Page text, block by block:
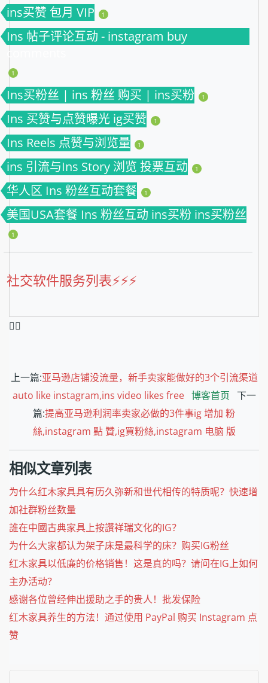
ins买赞 包月 VIP 1
Ins 帖子评论互动 - instagram buy
comments
1
Ins买粉丝 | ins 粉丝 购买 | ins买粉 1
Ins 买赞与点赞曝光 ig买赞 1
Ins Reels 点赞与浏览量 1
ins 引流与Ins Story 浏览 投票互动 1
华人区 Ins 粉丝互动套餐 1
美国USA套餐 Ins 粉丝互动 ins买粉 ins买粉丝
1
社交软件服务列表⚡️⚡️⚡️
❤️‍🔥
上一篇:亚马逊店铺没流量，新手卖家能做好的3个引流渠道
auto like instagram,ins video likes free 博客首页 下一
篇:提高亚马逊利润率卖家必做的3件事ig 增加 粉
絲,instagram 點 贊,ig買粉絲,instagram 电脑 版
相似文章列表
为什么红木家具具有历久弥新和世代相传的特质呢？快速增
加社群粉丝数量
誰在中國古典家具上按讚祥瑞文化的IG？
为什么大家都认为架子床是最科学的床？购买IG粉丝
红木家具以低廉的价格销售！这是真的吗？请问在IG上如何
主办活动？
感谢各位曾经伸出援助之手的贵人！批发保险
红木家具养生的方法！通过使用 PayPal 购买 Instagram 点
赞